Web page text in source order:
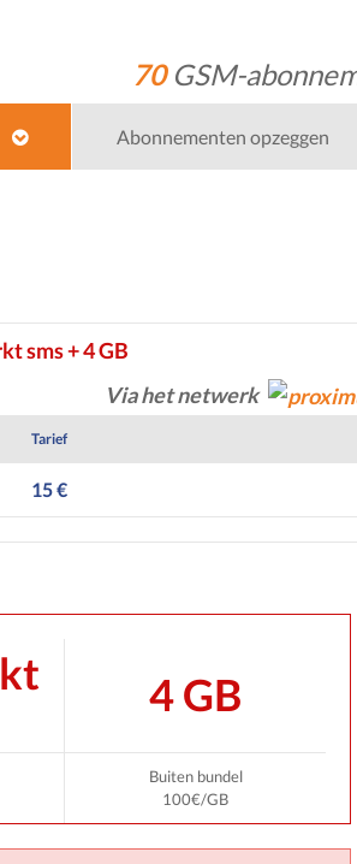
70GSM-
Abonnementen opzeggen
sms + 4 GB
Via het netwerk
Tarief
15 €
4 GB
Buiten bundel
100€/GB